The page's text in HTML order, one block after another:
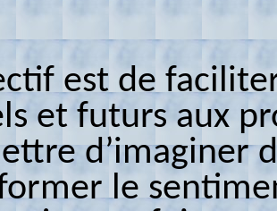
est de
et futurs aux
d’imaginer
le